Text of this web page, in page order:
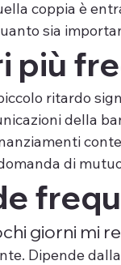
coppia è
sia
più
ritardo
della
di
giorni mi
Dipende